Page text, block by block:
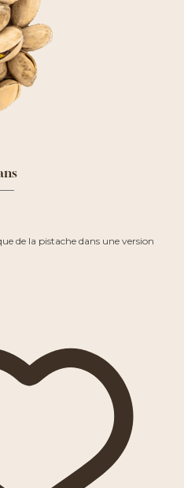
de la pistache dans une version